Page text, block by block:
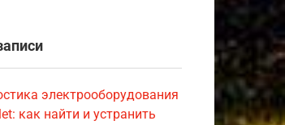
электрооборудования
как найти и устранить